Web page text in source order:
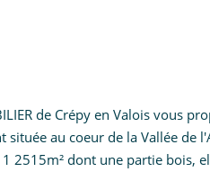
de Crépy en Valois vous
au coeur de la Vallée de
2515m² dont une partie bois,